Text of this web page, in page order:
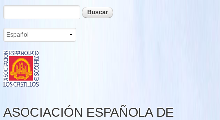
Pasar al
contenido
Formulario de búsqueda
Buscar
ASOCIACIÓN ESPAÑOLA DE